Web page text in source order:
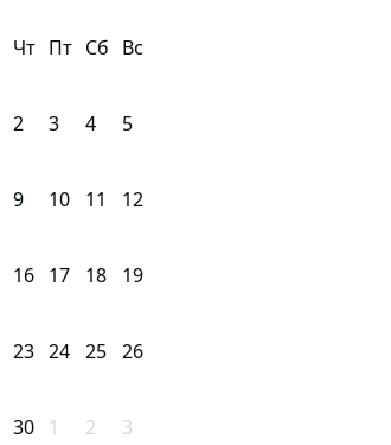
Чт Пт Сб Вс
2 3 4 5
9 10 11 12
16 17 18 19
23 24 25 26
30 1 2 3